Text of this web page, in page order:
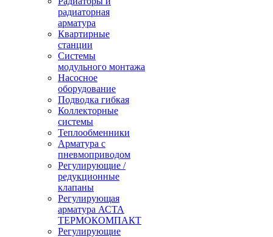
радиаторная
арматура
Квартирные
станции
Системы
модульного монтажа
Насосное
оборудование
Подводка гибкая
Коллекторные
системы
Теплообменники
Арматура с
пневмоприводом
Регулирующие /
редукционные
клапаны
Регулирующая
арматура АСТА
ТЕРМОКОМПАКТ
Регулирующие